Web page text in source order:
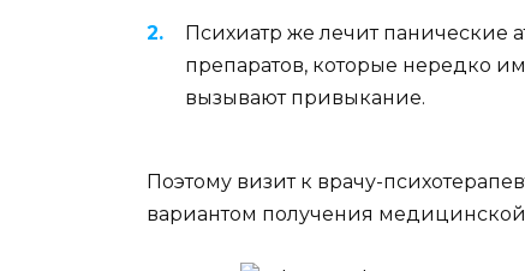
Психиатр же лечит
препаратов, которые нередко
вызывают привыкание.
Поэтому визит к врачу-
вариантом получения